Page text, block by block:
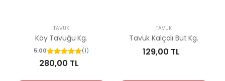
TAVUK
Köy Tavuğu Kg.
5.00 (1)
280,00 TL
TAVUK
Tavuk Kalçalı But Kg.
129,00 TL